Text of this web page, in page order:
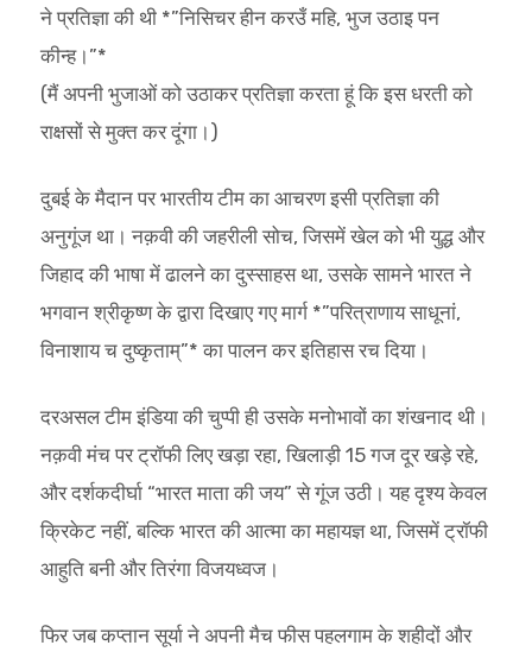
ने प्रतिज्ञा की थी *”निसिचर हीन करउँ महि, भुज उठाइ पन
कीन्ह।”*
(मैं अपनी भुजाओं को उठाकर प्रतिज्ञा करता हूं कि इस धरती को
राक्षसों से मुक्त कर दूंगा।)
दुबई के मैदान पर भारतीय टीम का आचरण इसी प्रतिज्ञा की
अनुगूंज था। नक़वी की जहरीली सोच, जिसमें खेल को भी युद्ध और
जिहाद की भाषा में ढालने का दुस्साहस था, उसके सामने भारत ने
भगवान श्रीकृष्ण के द्वारा दिखाए गए मार्ग *”परित्राणाय साधूनां,
विनाशाय च दुष्कृताम्”* का पालन कर इतिहास रच दिया।
दरअसल टीम इंडिया की चुप्पी ही उसके मनोभावों का शंखनाद थी।
नक़वी मंच पर ट्रॉफी लिए खड़ा रहा, खिलाड़ी 15 गज दूर खड़े रहे,
और दर्शकदीर्घा “भारत माता की जय” से गूंज उठी। यह दृश्य केवल
क्रिकेट नहीं, बल्कि भारत की आत्मा का महायज्ञ था, जिसमें ट्रॉफी
आहुति बनी और तिरंगा विजयध्वज।
फिर जब कप्तान सूर्या ने अपनी मैच फीस पहलगाम के शहीदों और